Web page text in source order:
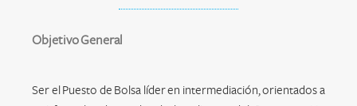
Objetivo General
Ser el Puesto de Bolsa líder en intermediación, orientados a